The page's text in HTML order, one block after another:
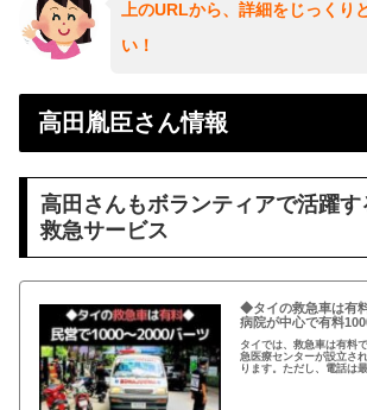
上のURLから、詳細をじっくり
い！
高田胤臣さん情報
高田さんもボランティアで活躍
救急サービス
◆タイの救急車は有
病院が中心で有料
タイでは、救急車は有料
急医療センターが設立さ
ります。ただし、電話は